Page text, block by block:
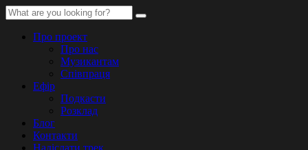
Про проект
Про нас
Музикантам
Співпраця
Ефір
Подкасти
Розклад
Блог
Контакти
Надіслати трек